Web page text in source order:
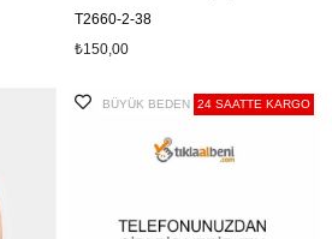
T2660-2-38
₺150,00
24 SAATTE KARGO
BÜYÜK BEDEN